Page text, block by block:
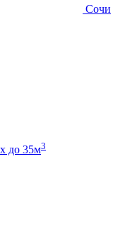
Сочи
до 35м3